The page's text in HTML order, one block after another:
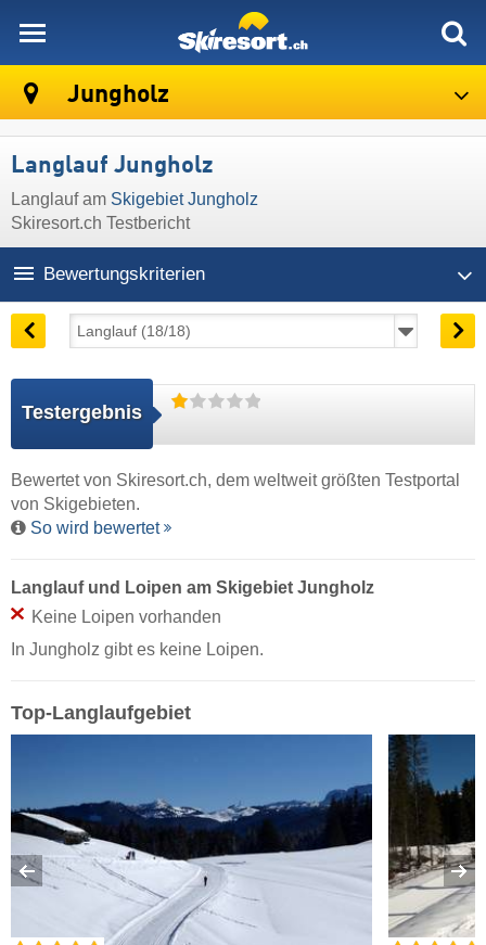
Jungholz
Langlauf Jungholz
Langlauf am Skigebiet Jungholz
Skiresort.ch Testbericht
Bewertungskriterien
Testergebnis
Bewertet von Skiresort.ch, dem weltweit größten Testportal
von Skigebieten.
So wird bewertet
Langlauf und Loipen am Skigebiet Jungholz
Keine Loipen vorhanden
In Jungholz gibt es keine Loipen.
Top-Langlaufgebiet